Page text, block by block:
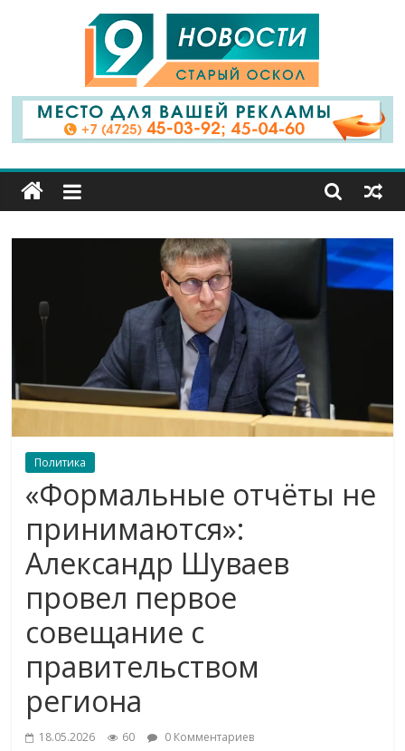
9
Канал
Старый
Политика
«Формальные отчёты не
принимаются»:
Александр Шуваев
провел первое
совещание с
правительством
региона
18.05.2026 60 0 Комментариев